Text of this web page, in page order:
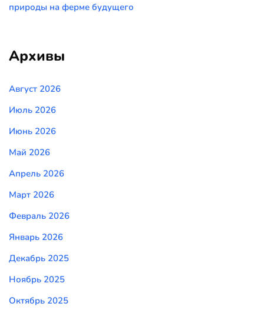
природы на ферме будущего
Архивы
Август 2026
Июль 2026
Июнь 2026
Май 2026
Апрель 2026
Март 2026
Февраль 2026
Январь 2026
Декабрь 2025
Ноябрь 2025
Октябрь 2025